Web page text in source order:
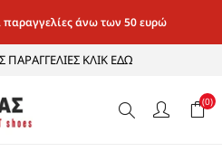
άνω των 50 ευρώ
ΠΑΡΑΓΓΕΛΙΕΣ ΚΛΙΚ ΕΔΩ
(0)